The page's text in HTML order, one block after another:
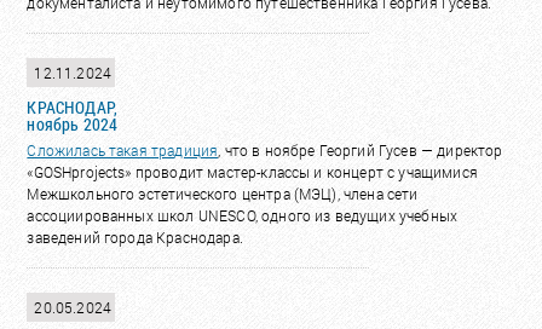
12.11.2024
КРАСНОДАР,
ноябрь 2024
Сложилась такая традиция, что в ноябре Георгий Гусев — директор
«GOSHprojects» проводит мастер-классы и концерт с учащимися
Межшкольного эстетического центра (МЭЦ), члена сети
ассоциированных школ UNESCO, одного из ведущих учебных
заведений города Краснодара.
20.05.2024